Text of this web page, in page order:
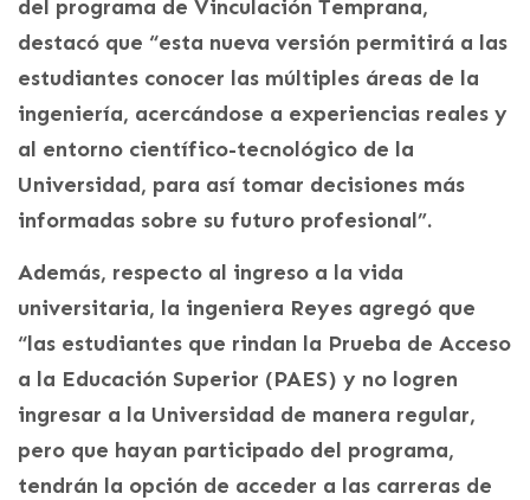
del programa de Vinculación Temprana,
destacó que “esta nueva versión permitirá a las
estudiantes conocer las múltiples áreas de la
ingeniería, acercándose a experiencias reales y
al entorno científico-tecnológico de la
Universidad, para así tomar decisiones más
informadas sobre su futuro profesional”.
Además, respecto al ingreso a la vida
universitaria, la ingeniera Reyes agregó que
“las estudiantes que rindan la Prueba de Acceso
a la Educación Superior (PAES) y no logren
ingresar a la Universidad de manera regular,
pero que hayan participado del programa,
tendrán la opción de acceder a las carreras de